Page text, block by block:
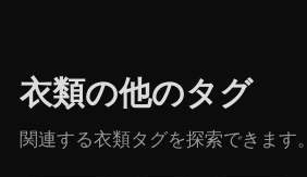
衣類の他のタグ
関連する衣類タグを探索できます。